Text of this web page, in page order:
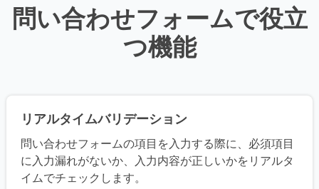
問い合わせフォームで役立
つ機能
リアルタイムバリデーション
問い合わせフォームの項目を入力する際に、必須項目
に入力漏れがないか、入力内容が正しいかをリアルタ
イムでチェックします。